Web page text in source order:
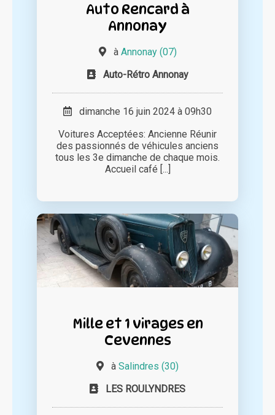
Auto Rencard à
Annonay
à Annonay (07)
Auto-Rétro Annonay
dimanche 16 juin 2024 à 09h30
Voitures Acceptées: Ancienne Réunir
des passionnés de véhicules anciens
tous les 3e dimanche de chaque mois.
Accueil café [...]
Mille et 1 virages en
Cevennes
à Salindres (30)
LES ROULYNDRES